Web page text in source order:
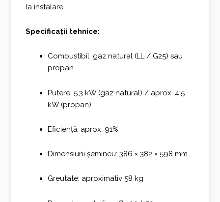
la instalare.
Specificații tehnice:
Combustibil: gaz natural (LL / G25) sau
propan
Putere: 5.3 kW (gaz natural) / aprox. 4.5
kW (propan)
Eficiență: aprox. 91%
Dimensiuni șemineu: 386 × 382 × 598 mm
Greutate: aproximativ 58 kg